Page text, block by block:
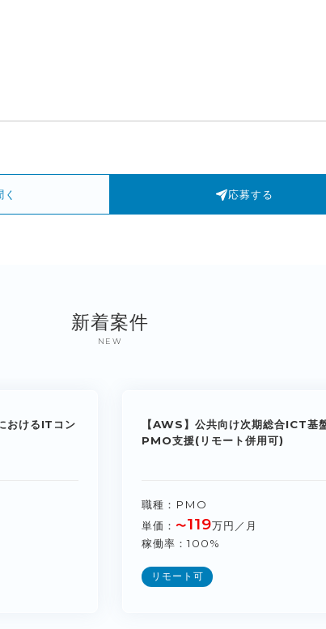
応募する
新着案件
NEW
おけるITコン
【AWS】公共向け次期総合ICT基
PMO支援(リモート併用可)
職種
PMO
単価
〜119万円／月
稼働率
100%
リモート可